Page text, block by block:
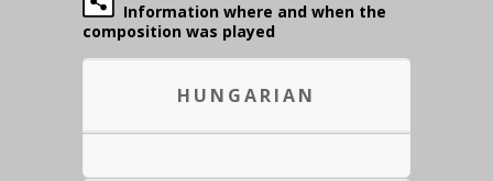
Information where and when the
composition was played
HUNGARIAN